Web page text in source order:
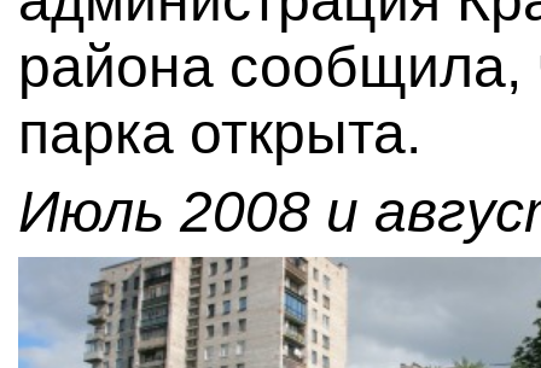
района сообщила,
парка открыта.
Июль 2008 и